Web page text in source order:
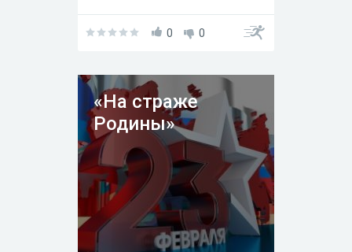
они отстаивают
праздником, желаем будущим
защитникам расти смелыми и
умными, и предлагаем
ответить на вопросы
викторины.
0 0
«На страже
Родины»